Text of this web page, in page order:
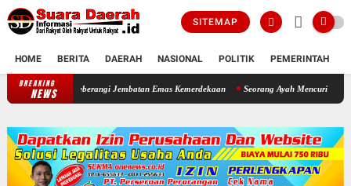
SITEMAP
HOME BERITA DAERAH NASIONAL POLITIK PEMERINTAH
BREAKING
NEWS Bupati Sragen Ajak Warga Ngrampal Semangat Untuk Seberangi